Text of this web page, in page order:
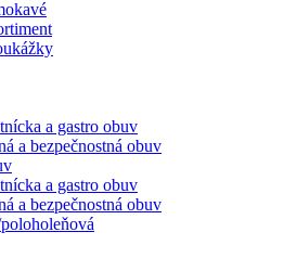
a gastro obuv
a bezpečnostná obuv
a gastro obuv
a bezpečnostná obuv